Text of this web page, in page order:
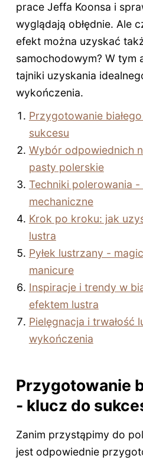
prace Jeffa Koonsa i
wyglądają obłędnie. Ale
efekt można uzyskać
samochodowym? W tym
tajniki uzyskania
wykończenia.
Przygotowanie
sukcesu
Wybór odpowiednich
pasty polerskie
Techniki polerowania
mechaniczne
Krok po kroku: jak
lustra
Pyłek lustrzany -
manicure
Inspiracje i trendy w
efektem lustra
Pielęgnacja i trwałość
wykończenia
Przygotowanie
- klucz do
Zanim przystąpimy do
jest odpowiednie